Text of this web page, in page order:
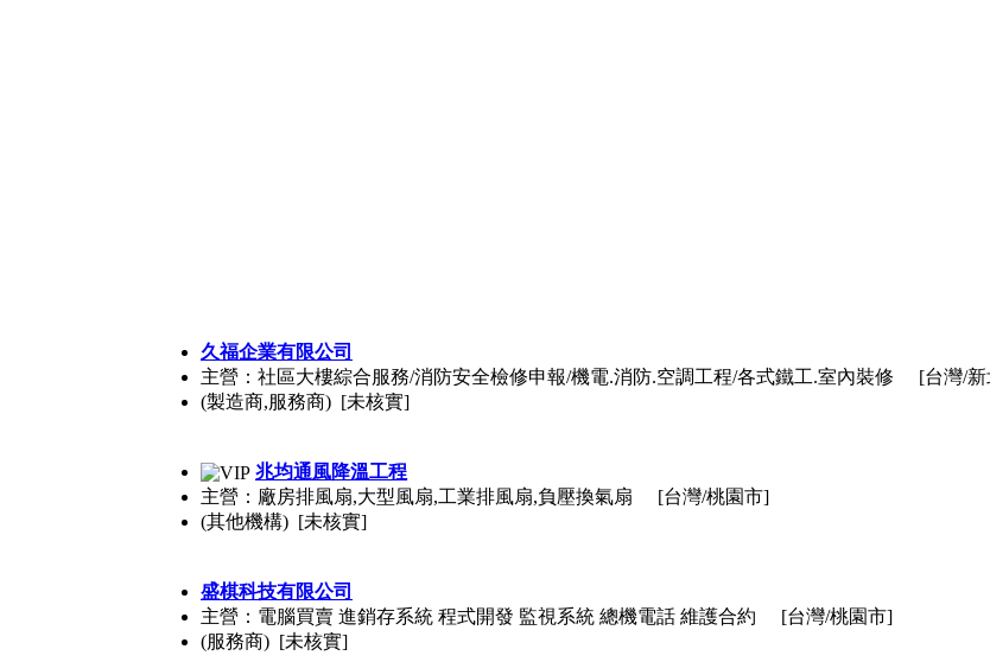
久福企業有限公司
主營：社區大樓綜合服務/消防安全檢修申報/機電.消防.空調工程/各式鐵工.室內裝修
(製造商,服務商) [未核實]
[台灣/
兆均通風降溫工程
主營：廠房排風扇,大型風扇,工業排風扇,負壓換氣扇
(其他機構) [未核實]
[台灣/桃園市]
盛棋科技有限公司
主營：電腦買賣 進銷存系統 程式開發 監視系統 總機電話 維護合約
(服務商) [未核實]
[台灣/桃園市]